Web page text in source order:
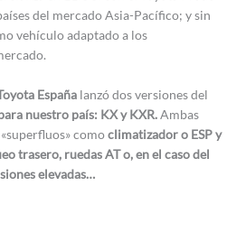
del mercado Asia-Pacífico; y sin
vehículo adaptado a los
España lanzó dos versiones del
nuestro país: KX y KXR.Ambas
comoclimatizador o ESP y
trasero, ruedas AT o, en el caso del
elevadas…